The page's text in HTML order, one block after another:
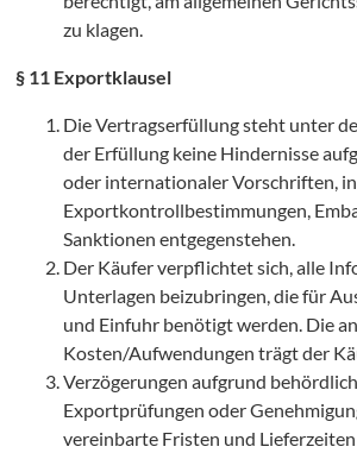
zu klagen.
§ 11 Exportklausel
Die Vertragserfüllung steht unter
der Erfüllung keine Hindernisse
oder internationaler Vorschriften,
Exportkontrollbestimmungen,
Sanktionen entgegenstehen.
Der Käufer verpflichtet sich, alle
Unterlagen beizubringen, die für
und Einfuhr benötigt werden. Die
Kosten/Aufwendungen trägt der
Verzögerungen aufgrund
Exportprüfungen oder
vereinbarte Fristen und